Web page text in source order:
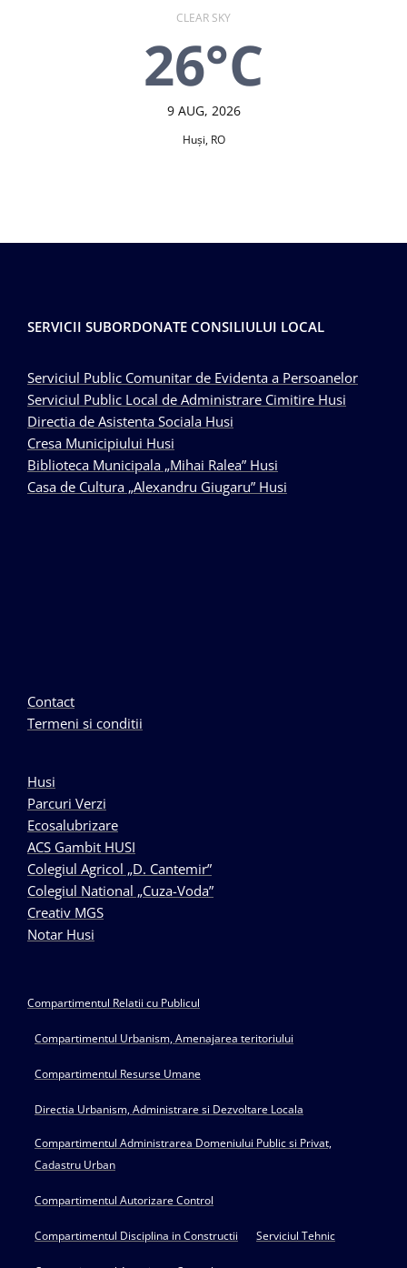
CLEAR SKY
26°C
9 AUG, 2026
Huşi, RO
SERVICII SUBORDONATE CONSILIULUI LOCAL
Serviciul Public Comunitar de Evidenta a Persoanelor
Serviciul Public Local de Administrare Cimitire Husi
Directia de Asistenta Sociala Husi
Cresa Municipiului Husi
Biblioteca Municipala „Mihai Ralea” Husi
Casa de Cultura „Alexandru Giugaru” Husi
Contact
Termeni si conditii
Husi
Parcuri Verzi
Ecosalubrizare
ACS Gambit HUSI
Colegiul Agricol „D. Cantemir”
Colegiul National „Cuza-Voda”
Creativ MGS
Notar Husi
Compartimentul Relatii cu Publicul
Compartimentul Urbanism, Amenajarea teritoriului
Compartimentul Resurse Umane
Directia Urbanism, Administrare si Dezvoltare Locala
Compartimentul Administrarea Domeniului Public si Privat,
Cadastru Urban
Compartimentul Autorizare Control
Compartimentul Disciplina in Constructii Serviciul Tehnic